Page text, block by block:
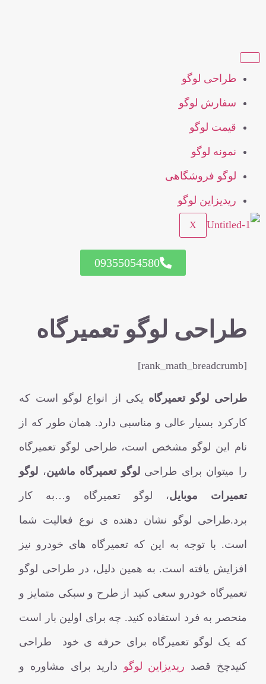
طراحی لوگو
سفارش لوگو
قیمت لوگو
نمونه لوگو
لوگو فروشگاهی
ریدیزاین لوگو
X
09355054580
طراحی لوگو تعمیرگاه
[rank_math_breadcrumb]
طراحی لوگو تعمیرگاه یکی از انواع لوگو است که
کارکرد بسیار عالی و مناسبی دارد. همان طور که از
نام این لوگو مشخص است، طراحی لوگو تعمیرگاه
را میتوان برای طراحیلوگو تعمیرگاه ماشین، لوگو
تعمیرات موبایل، لوگو تعمیرگاه و…به کار
برد.طراحی لوگو نشان دهنده ی نوع فعالیت شما
است. با توجه به این که تعمیرگاه های خودرو نیز
افزایش یافته است. به همین دلیل، در طراحی لوگو
تعمیرگاه خودرو سعی کنید از طرح و سبکی متمایز و
منحصر به فرد استفاده کنید. چه برای اولین بار است
که یک لوگو تعمیرگاه برای حرفه ی خود طراحی
کنیدچخ قصد ریدیزاین لوگو دارید برای مشاوره و